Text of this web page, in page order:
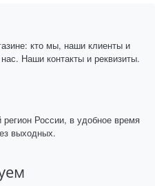
кто мы, наши клиенты и
Наши контакты и реквизиты.
России, в удобное время
выходных.